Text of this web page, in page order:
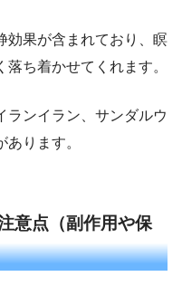
効果が含まれており、瞑
ち着かせてくれます。
ンイラン、サンダルウ
ります。
意点（副作用や保